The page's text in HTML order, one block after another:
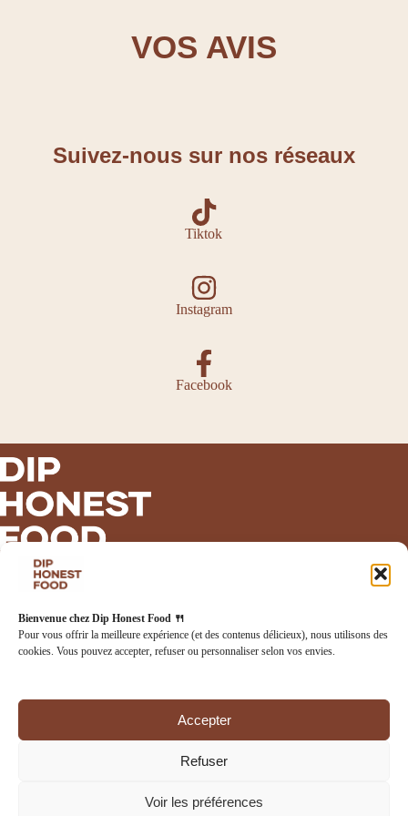
Bienvenue chez Dip Honest Food 🍴
Pour vous offrir la meilleure expérience (et des contenus délicieux), nous utilisons des
cookies. Vous pouvez accepter, refuser ou personnaliser selon vos envies.
Accepter
Refuser
Voir les préférences
VOS AVIS
Suivez-nous sur nos réseaux
Tiktok
Instagram
Facebook
INFORMATIONS LÉGALES
Mentions légales
Politique de confidentialité
Politique de cookies